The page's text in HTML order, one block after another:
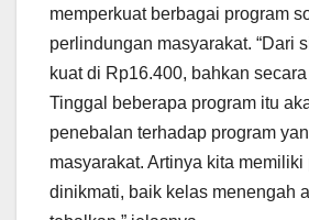
memperkuat berbagai program
perlindungan masyarakat. “Dari
kuat di Rp16.400, bahkan
Tinggal beberapa program itu
penebalan terhadap program
masyarakat. Artinya kita memiliki
dinikmati, baik kelas menengah